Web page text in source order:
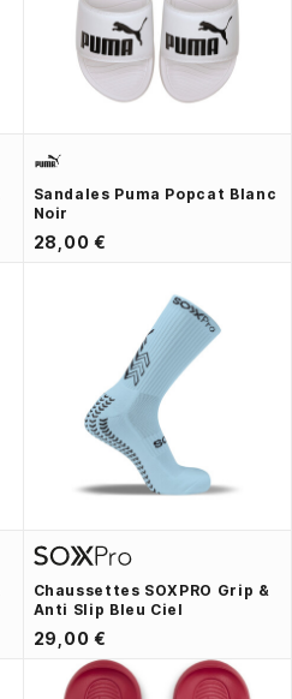
Sandales Puma Popcat Blanc
Noir
28,00 €
Chaussettes SOXPRO Grip &
Anti Slip Bleu Ciel
29,00 €